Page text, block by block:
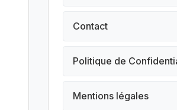
Contact
Politique de
Mentions légales